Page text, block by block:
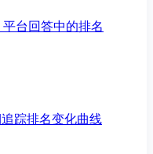
台回答中的排名
踪排名变化曲线